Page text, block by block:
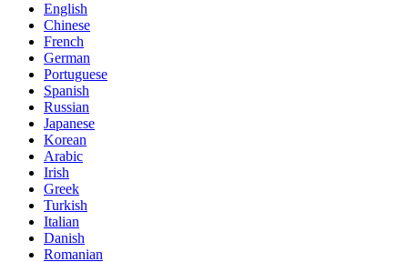
English
Chinese
French
German
Portuguese
Spanish
Russian
Japanese
Korean
Arabic
Irish
Greek
Turkish
Italian
Danish
Romanian